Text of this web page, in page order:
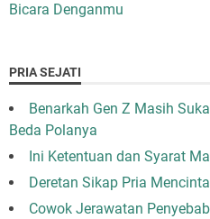
Bicara Denganmu
PRIA SEJATI
Benarkah Gen Z Masih
Beda Polanya
Ini Ketentuan dan Syarat
Deretan Sikap Pria
Cowok Jerawatan